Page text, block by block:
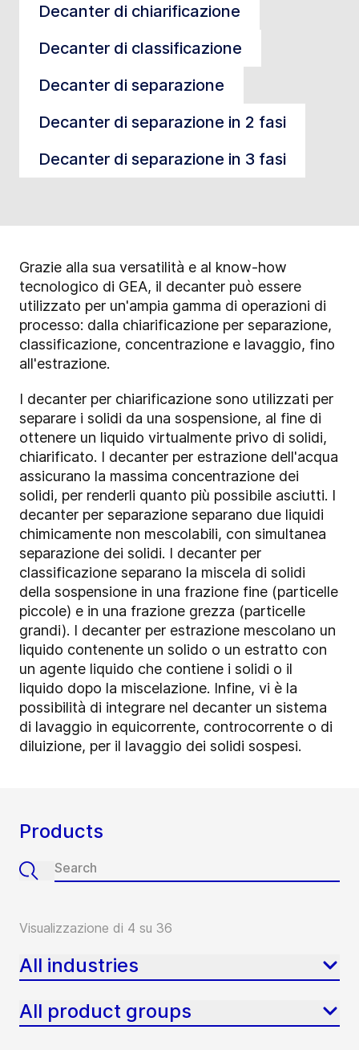
Decanter di chiarificazione
Decanter di classificazione
Decanter di separazione
Decanter di separazione in 2 fasi
Decanter di separazione in 3 fasi
Grazie alla sua versatilità e al know-how
tecnologico di GEA, il decanter può essere
utilizzato per un'ampia gamma di operazioni di
processo: dalla chiarificazione per separazione,
classificazione, concentrazione e lavaggio, fino
all'estrazione.
I decanter per chiarificazione sono utilizzati per
separare i solidi da una sospensione, al fine di
ottenere un liquido virtualmente privo di solidi,
chiarificato. I decanter per estrazione dell'acqua
assicurano la massima concentrazione dei
solidi, per renderli quanto più possibile asciutti. I
decanter per separazione separano due liquidi
chimicamente non mescolabili, con simultanea
separazione dei solidi. I decanter per
classificazione separano la miscela di solidi
della sospensione in una frazione fine (particelle
piccole) e in una frazione grezza (particelle
grandi). I decanter per estrazione mescolano un
liquido contenente un solido o un estratto con
un agente liquido che contiene i solidi o il
liquido dopo la miscelazione. Infine, vi è la
possibilità di integrare nel decanter un sistema
di lavaggio in equicorrente, controcorrente o di
diluizione, per il lavaggio dei solidi sospesi.
Products
Visualizzazione di 4 su 36
All industries
All product groups